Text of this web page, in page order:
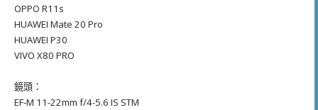
OPPO R11s
HUAWEI Mate 20 Pro
HUAWEI P30
VIVO X80 PRO
鏡頭：
EF-M 11-22mm f/4-5.6 IS STM